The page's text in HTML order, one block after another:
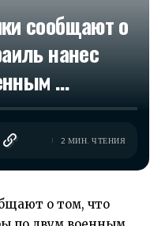
сообщают о
нанес
…
2 МИН. ЧТЕНИЯ
о том, что